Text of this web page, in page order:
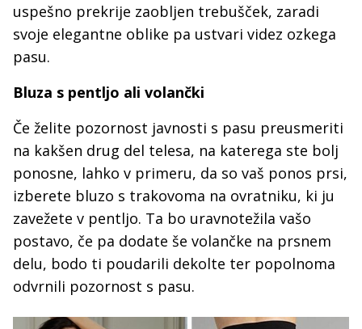
uspešno prekrije zaobljen trebušček, zaradi
svoje elegantne oblike pa ustvari videz ozkega
pasu.
Bluza s pentljo ali volančki
Če želite pozornost javnosti s pasu preusmeriti
na kakšen drug del telesa, na katerega ste bolj
ponosne, lahko v primeru, da so vaš ponos prsi,
izberete bluzo s trakovoma na ovratniku, ki ju
zavežete v pentljo. Ta bo uravnotežila vašo
postavo, če pa dodate še volančke na prsnem
delu, bodo ti poudarili dekolte ter popolnoma
odvrnili pozornost s pasu.